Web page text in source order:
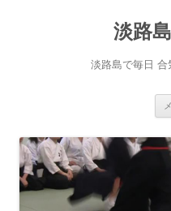
淡路
淡路島で毎日 合